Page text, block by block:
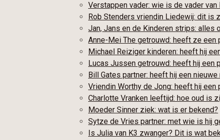
Verstappen vader: wie is de vader van
Rob Stenders vriendin Liedewij: dit is
Jan, Jans en de Kinderen strips: alles
Anne-Mei The getrouwd: heeft ze een
Michael Reiziger kinderen: heeft hij
Lucas Jussen getrouwd: heeft hij een
Bill Gates partner: heeft hij een nieuwe
Vriendin Worthy de Jong: heeft hij een
Charlotte Vranken leeftijd: hoe oud is
Moeder Sinner ziek: wat is er bekend?
Sytze de Vries partner: met wie is hij
Is Julia van K3 zwanger? Dit is wat